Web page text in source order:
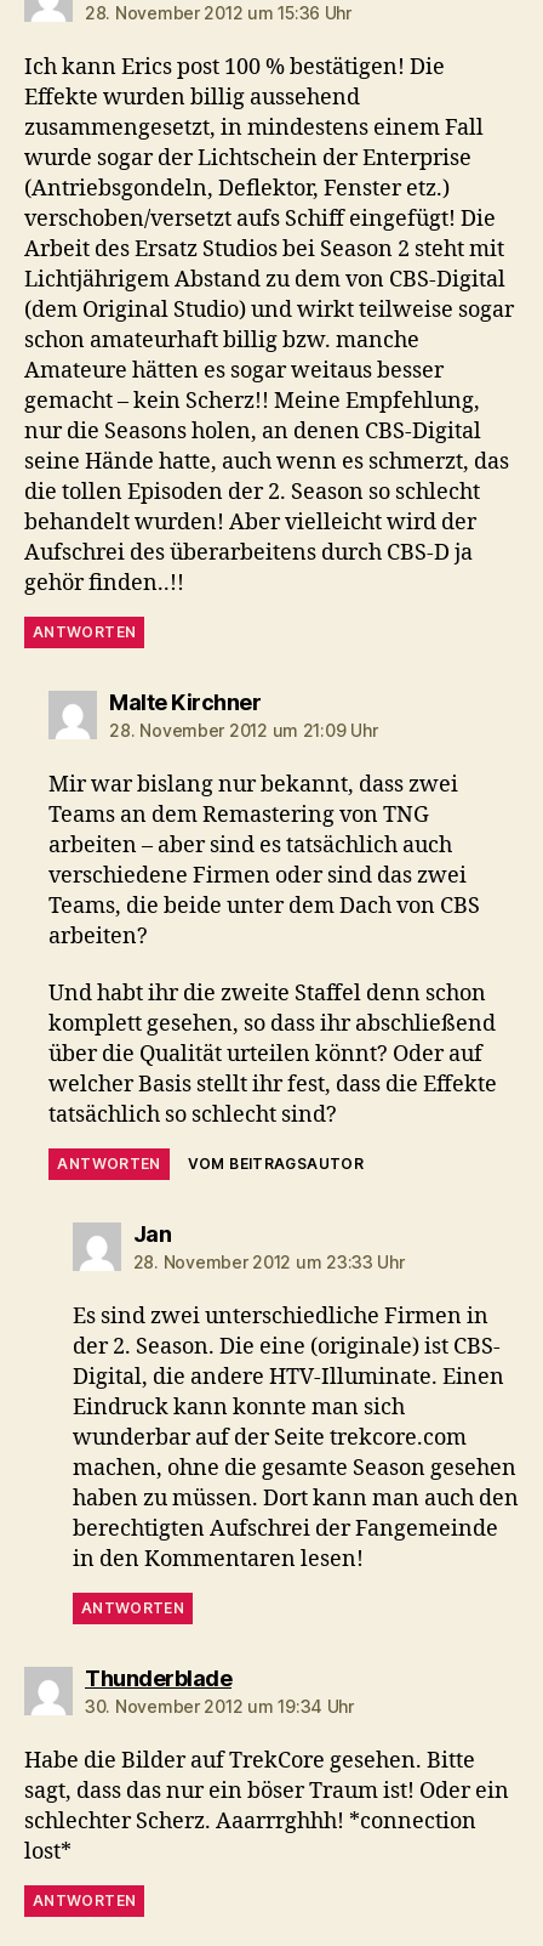
28. November 2012 um 15:36 Uhr
Ich kann Erics post 100 % bestätigen! Die
Effekte wurden billig aussehend
zusammengesetzt, in mindestens einem Fall
wurde sogar der Lichtschein der Enterprise
(Antriebsgondeln, Deflektor, Fenster etz.)
verschoben/versetzt aufs Schiff eingefügt! Die
Arbeit des Ersatz Studios bei Season 2 steht mit
Lichtjährigem Abstand zu dem von CBS-Digital
(dem Original Studio) und wirkt teilweise sogar
schon amateurhaft billig bzw. manche
Amateure hätten es sogar weitaus besser
gemacht – kein Scherz!! Meine Empfehlung,
nur die Seasons holen, an denen CBS-Digital
seine Hände hatte, auch wenn es schmerzt, das
die tollen Episoden der 2. Season so schlecht
behandelt wurden! Aber vielleicht wird der
Aufschrei des überarbeitens durch CBS-D ja
gehör finden..!!
ANTWORTEN
Malte Kirchnersagt:
28. November 2012 um 21:09 Uhr
Mir war bislang nur bekannt, dass zwei
Teams an dem Remastering von TNG
arbeiten – aber sind es tatsächlich auch
verschiedene Firmen oder sind das zwei
Teams, die beide unter dem Dach von CBS
arbeiten?
Und habt ihr die zweite Staffel denn schon
komplett gesehen, so dass ihr abschließend
über die Qualität urteilen könnt? Oder auf
welcher Basis stellt ihr fest, dass die Effekte
tatsächlich so schlecht sind?
ANTWORTEN VOM BEITRAGSAUTOR
Jansagt:
28. November 2012 um 23:33 Uhr
Es sind zwei unterschiedliche Firmen in
der 2. Season. Die eine (originale) ist CBS-
Digital, die andere HTV-Illuminate. Einen
Eindruck kann konnte man sich
wunderbar auf der Seite trekcore.com
machen, ohne die gesamte Season gesehen
haben zu müssen. Dort kann man auch den
berechtigten Aufschrei der Fangemeinde
in den Kommentaren lesen!
ANTWORTEN
Thunderbladesagt:
30. November 2012 um 19:34 Uhr
Habe die Bilder auf TrekCore gesehen. Bitte
sagt, dass das nur ein böser Traum ist! Oder ein
schlechter Scherz. Aaarrrghhh! *connection
lost*
ANTWORTEN